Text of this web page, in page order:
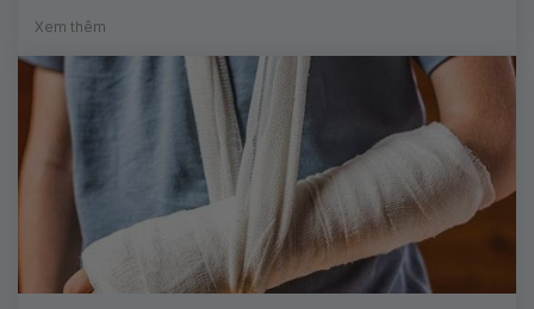
Xem thêm